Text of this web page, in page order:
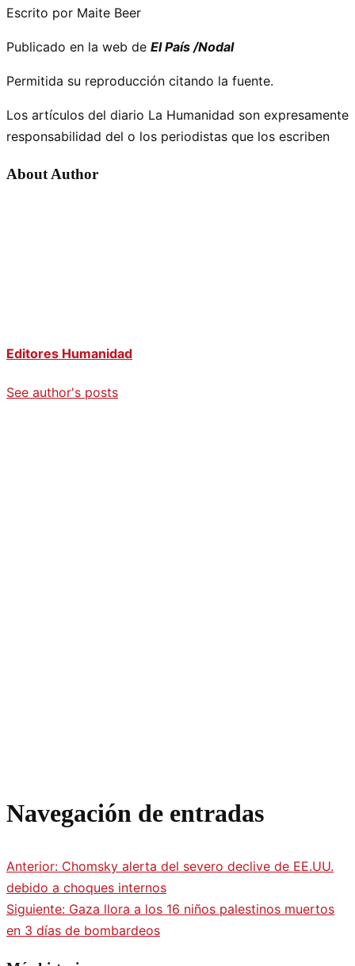
Escrito por Maite Beer
Publicado en la web de El País /Nodal
Permitida su reproducción citando la fuente.
Los artículos del diario La Humanidad son expresamente
responsabilidad del o los periodistas que los escriben
About Author
Editores Humanidad
See author's posts
Navegación de entradas
Anterior: Chomsky alerta del severo declive de EE.UU.
debido a choques internos
Siguiente: Gaza llora a los 16 niños palestinos muertos
en 3 días de bombardeos